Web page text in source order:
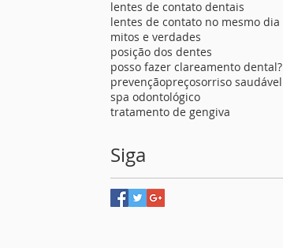
lentes de contato dentais
lentes de contato no mesmo dia
mitos e verdades
posição dos dentes
posso fazer clareamento dental?
prevençãopreçosorriso saudável
spa odontológico
tratamento de gengiva
Siga